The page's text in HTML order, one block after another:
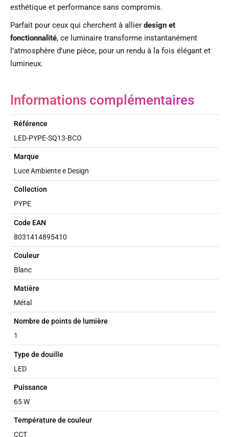
esthétique et performance sans compromis.
Parfait pour ceux qui cherchent à allier design et
fonctionnalité, ce luminaire transforme instantanément
l’atmosphère d’une pièce, pour un rendu à la fois élégant et
lumineux.
Informations complémentaires
Référence
LED-PYPE-SQ13-BCO
Marque
Luce Ambiente e Design
Collection
PYPE
Code EAN
8031414895410
Couleur
Blanc
Matière
Métal
Nombre de points de lumière
1
Type de douille
LED
Puissance
65 W
Température de couleur
CCT